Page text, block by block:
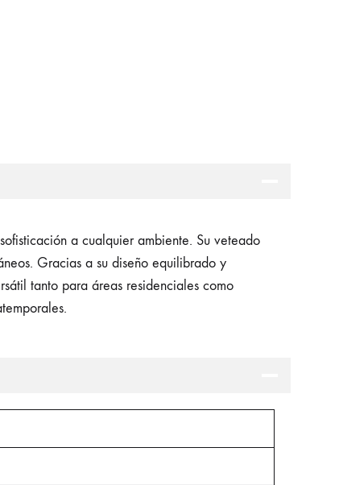
a cualquier ambiente. Su veteado
Gracias a su diseño equilibrado y
tanto para áreas residenciales como